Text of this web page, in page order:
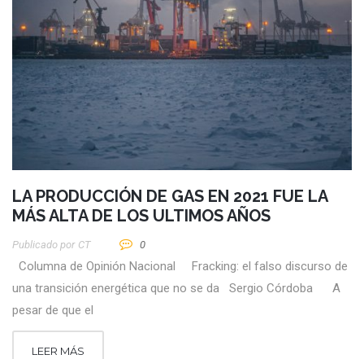
LA PRODUCCIÓN DE GAS EN 2021 FUE LA
MÁS ALTA DE LOS ULTIMOS AÑOS
Publicado por CT 0
Columna de Opinión Nacional Fracking: el falso discurso de
una transición energética que no se da Sergio Córdoba A
pesar de que el
LEER MÁS